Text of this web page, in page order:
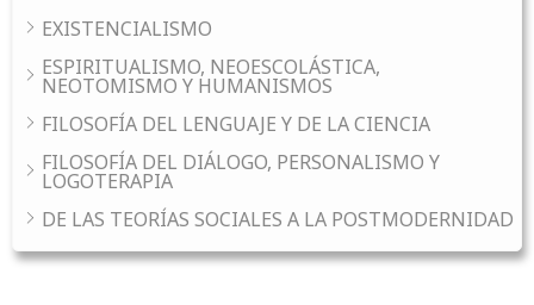
EXISTENCIALISMO
ESPIRITUALISMO, NEOESCOLÁSTICA,
NEOTOMISMO Y HUMANISMOS
FILOSOFÍA DEL LENGUAJE Y DE LA CIENCIA
FILOSOFÍA DEL DIÁLOGO, PERSONALISMO Y
LOGOTERAPIA
DE LAS TEORÍAS SOCIALES A LA POSTMODERNIDAD